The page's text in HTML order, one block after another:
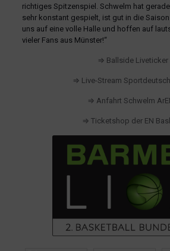
richtiges Spitzenspiel. Schwelm hat
sehr konstant gespielt, ist gut in die
uns auf eine volle Halle und hoffen auf
vieler Fans aus Münster!“
⇒ Ballside Liveticker
⇒ Live-Stream
⇒ Anfahrt Schwelm
⇒ Ticketshop der EN